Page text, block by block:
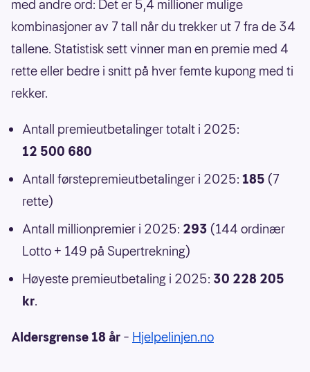
med andre ord: Det er 5,4 millioner mulige
kombinasjoner av 7 tall når du trekker ut 7 fra de 34
tallene. Statistisk sett vinner man en premie med 4
rette eller bedre i snitt på hver femte kupong med ti
rekker.
Antall premieutbetalinger totalt i 2025:
12 500 680
Antall førstepremieutbetalinger i 2025: 185 (7
rette)
Antall millionpremier i 2025: 293 (144 ordinær
Lotto + 149 på Supertrekning)
Høyeste premieutbetaling i 2025: 30 228 205
kr.
Aldersgrense 18 år – Hjelpelinjen.no